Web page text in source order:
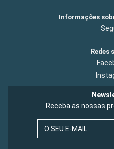
Informações
Redes
Receba as nossas
O SEU E-MAIL